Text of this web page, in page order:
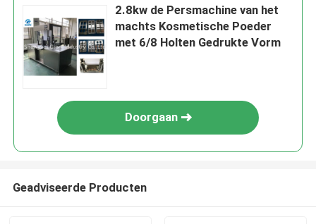
2.8kw de Persmachine van het
machts Kosmetische Poeder
met 6/8 Holten Gedrukte Vorm
Doorgaan
Geadviseerde Producten